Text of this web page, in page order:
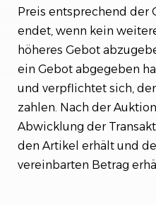
Preis entsprechend der
endet, wenn kein
höheres Gebot
ein Gebot abgegeben
und verpflichtet sich,
zahlen. Nach der
Abwicklung der
den Artikel erhält und
vereinbarten Betrag